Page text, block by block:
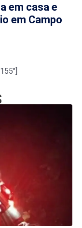
em casa e
em Campo